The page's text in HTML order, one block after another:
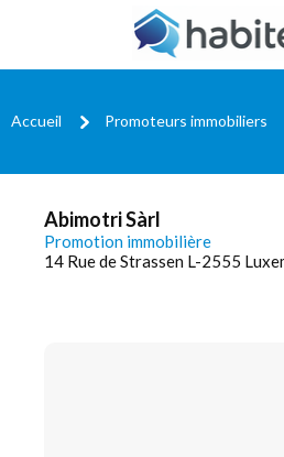
Accueil Promoteurs immobiliers
Abimotri Sàrl
Promotion immobilière
14 Rue de Strassen L-2555